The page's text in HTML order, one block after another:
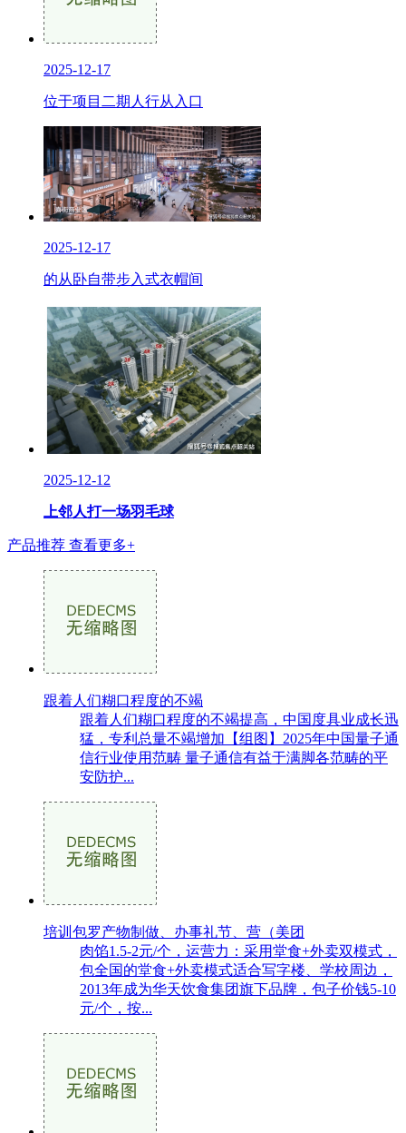
2025-12-17
位于项目二期人行从入口
2025-12-17
的从卧自带步入式衣帽间
2025-12-12
上邻人打一场羽毛球
产品推荐 查看更多+
跟着人们糊口程度的不竭
跟着人们糊口程度的不竭提高，中国度具业成长迅
猛，专利总量不竭增加【组图】2025年中国量子通
信行业使用范畴 量子通信有益于满脚各范畴的平
安防护...
培训包罗产物制做、办事礼节、营（美团
肉馅1.5-2元/个，运营力：采用堂食+外卖双模式，
包全国的堂食+外卖模式适合写字楼、学校周边，
2013年成为华天饮食集团旗下品牌，包子价钱5-10
元/个，按...